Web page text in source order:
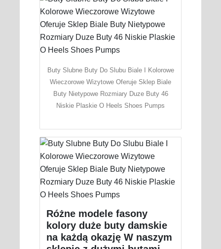
Buty Slubne Buty Do Slubu Biale I Kolorowe
Wieczorowe Wizytowe Oferuje Sklep Biale
Buty Nietypowe Rozmiary Duze Buty 46
Niskie Plaskie O Heels Shoes Pumps
Różne modele fasony
kolory duże buty damskie
na każdą okazję W naszym